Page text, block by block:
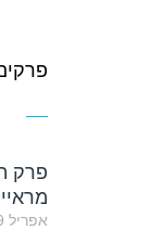
פרק
אפריל 19, 2020